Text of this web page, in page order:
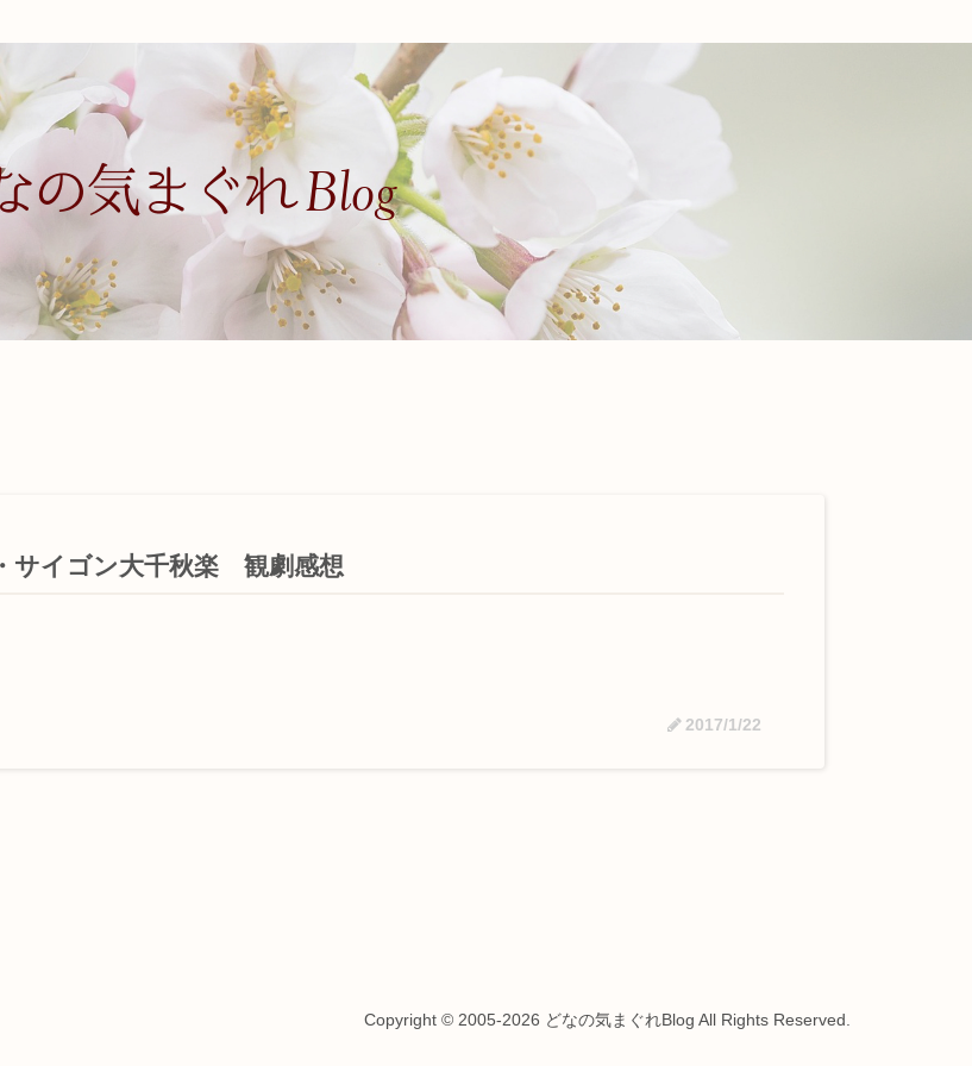
サイゴン大千秋楽 観劇感想
2017/1/22
Copyright © 2005-2026 どなの気まぐれBlog All Rights Reserved.